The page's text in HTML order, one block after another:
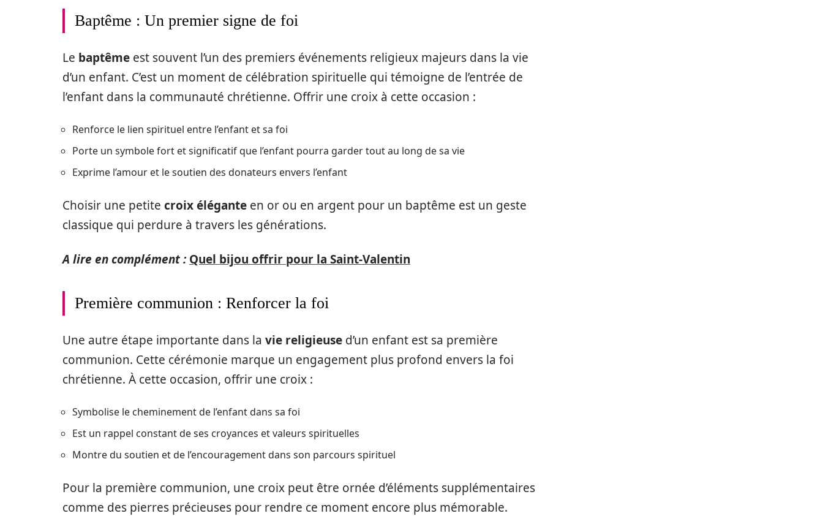
Baptême : Un premier signe de foi
Le baptême est souvent l’un des premiers événements religieux majeurs dans la vie
d’un enfant. C’est un moment de célébration spirituelle qui témoigne de l’entrée de
l’enfant dans la communauté chrétienne. Offrir une croix à cette occasion :
Renforce le lien spirituel entre l’enfant et sa foi
Porte un symbole fort et significatif que l’enfant pourra garder tout au long de sa vie
Exprime l’amour et le soutien des donateurs envers l’enfant
Choisir une petite croix élégante en or ou en argent pour un baptême est un geste
classique qui perdure à travers les générations.
A lire en complément : Quel bijou offrir pour la Saint-Valentin
Première communion : Renforcer la foi
Une autre étape importante dans la vie religieuse d’un enfant est sa première
communion. Cette cérémonie marque un engagement plus profond envers la foi
chrétienne. À cette occasion, offrir une croix :
Symbolise le cheminement de l’enfant dans sa foi
Est un rappel constant de ses croyances et valeurs spirituelles
Montre du soutien et de l’encouragement dans son parcours spirituel
Pour la première communion, une croix peut être ornée d’éléments supplémentaires
comme des pierres précieuses pour rendre ce moment encore plus mémorable.